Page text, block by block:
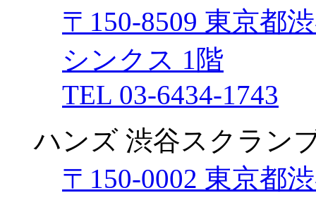
〒150-8509 東京都
シンクス 1階
TEL 03-6434-1743
ハンズ 渋谷スクラン
〒150-0002 東京都